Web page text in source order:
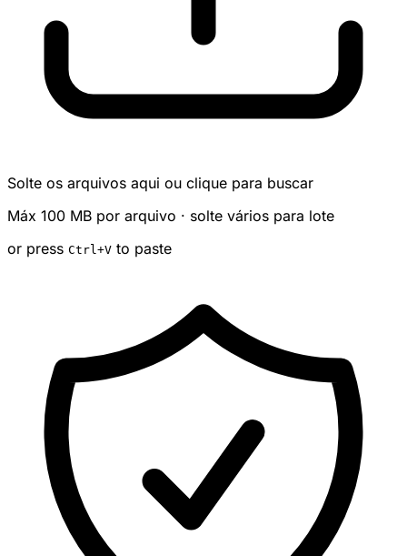
Solte os arquivos aqui ou clique para buscar
Máx 100 MB por arquivo · solte vários para lote
or press Ctrl +V to paste